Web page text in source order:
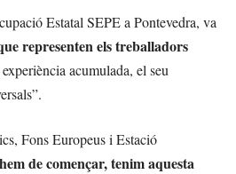
Estatal SEPE a Pontevedra, va
representen els treballadors
acumulada, el seu
Fons Europeus i Estació
de començar, tenim aquesta